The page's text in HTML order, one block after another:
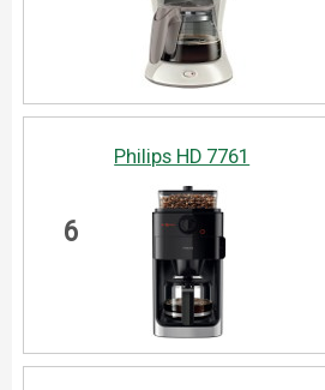
6
Philips HD 7761